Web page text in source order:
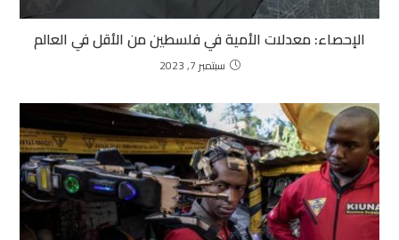
الإحصاء: معدلات الأمية في فلسطين من الأقل في العالم
سبتمبر 7, 2023